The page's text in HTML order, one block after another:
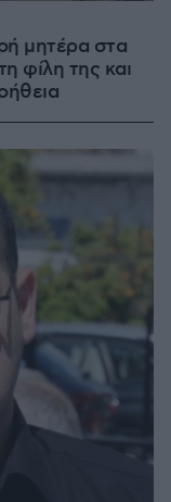
μητέρα στα
φίλη της και